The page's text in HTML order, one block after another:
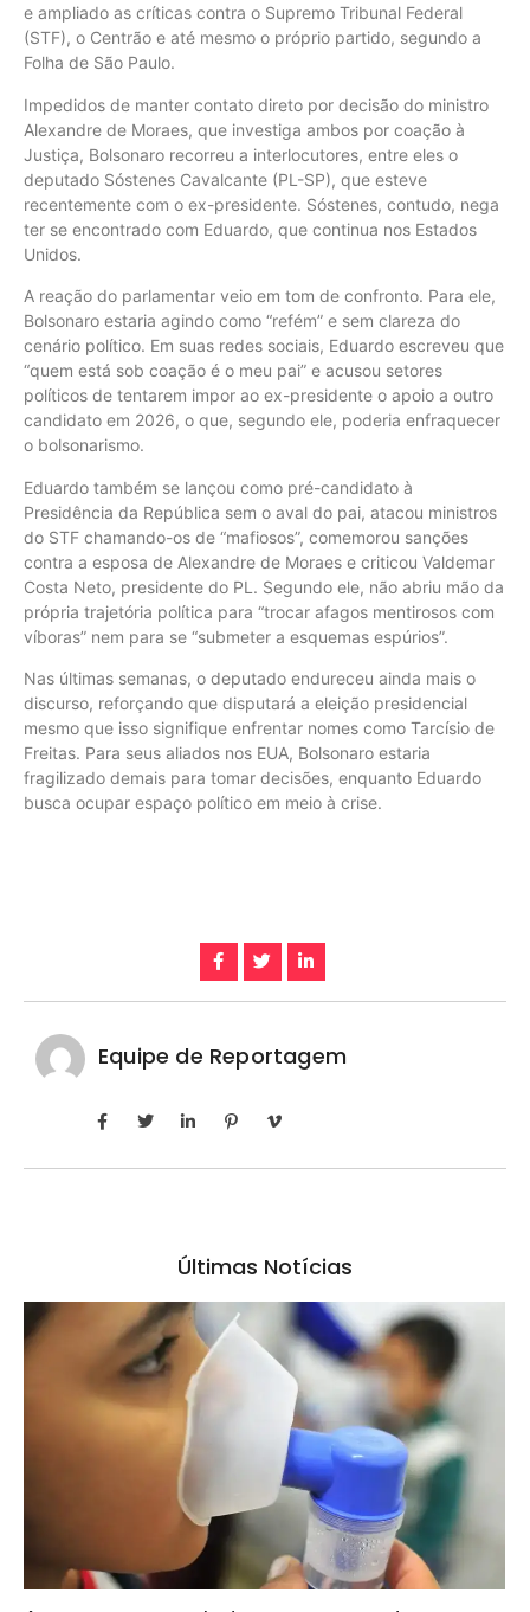
e ampliado as críticas contra o Supremo Tribunal Federal
(STF), o Centrão e até mesmo o próprio partido, segundo a
Folha de São Paulo.
Impedidos de manter contato direto por decisão do ministro
Alexandre de Moraes, que investiga ambos por coação à
Justiça, Bolsonaro recorreu a interlocutores, entre eles o
deputado Sóstenes Cavalcante (PL-SP), que esteve
recentemente com o ex-presidente. Sóstenes, contudo, nega
ter se encontrado com Eduardo, que continua nos Estados
Unidos.
A reação do parlamentar veio em tom de confronto. Para ele,
Bolsonaro estaria agindo como “refém” e sem clareza do
cenário político. Em suas redes sociais, Eduardo escreveu que
“quem está sob coação é o meu pai” e acusou setores
políticos de tentarem impor ao ex-presidente o apoio a outro
candidato em 2026, o que, segundo ele, poderia enfraquecer
o bolsonarismo.
Eduardo também se lançou como pré-candidato à
Presidência da República sem o aval do pai, atacou ministros
do STF chamando-os de “mafiosos”, comemorou sanções
contra a esposa de Alexandre de Moraes e criticou Valdemar
Costa Neto, presidente do PL. Segundo ele, não abriu mão da
própria trajetória política para “trocar afagos mentirosos com
víboras” nem para se “submeter a esquemas espúrios”.
Nas últimas semanas, o deputado endureceu ainda mais o
discurso, reforçando que disputará a eleição presidencial
mesmo que isso signifique enfrentar nomes como Tarcísio de
Freitas. Para seus aliados nos EUA, Bolsonaro estaria
fragilizado demais para tomar decisões, enquanto Eduardo
busca ocupar espaço político em meio à crise.
Equipe de Reportagem
Últimas Notícias